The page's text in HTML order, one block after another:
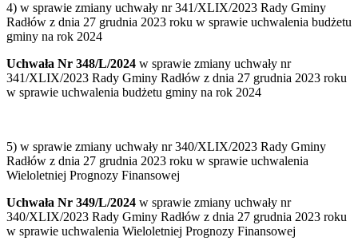
4) w sprawie zmiany uchwały nr 341/XLIX/2023 Rady Gminy
Radłów z dnia 27 grudnia 2023 roku w sprawie uchwalenia budżetu
gminy na rok 2024
Uchwała Nr 348/L/2024 w sprawie zmiany uchwały nr
341/XLIX/2023 Rady Gminy Radłów z dnia 27 grudnia 2023 roku
w sprawie uchwalenia budżetu gminy na rok 2024
5) w sprawie zmiany uchwały nr 340/XLIX/2023 Rady Gminy
Radłów z dnia 27 grudnia 2023 roku w sprawie uchwalenia
Wieloletniej Prognozy Finansowej
Uchwała Nr 349/L/2024 w sprawie zmiany uchwały nr
340/XLIX/2023 Rady Gminy Radłów z dnia 27 grudnia 2023 roku
w sprawie uchwalenia Wieloletniej Prognozy Finansowej